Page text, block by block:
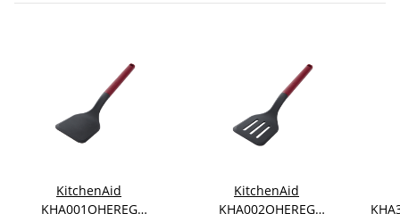
KitchenAid
KHA001OHEREG
KitchenAid
KHA002OHEREG